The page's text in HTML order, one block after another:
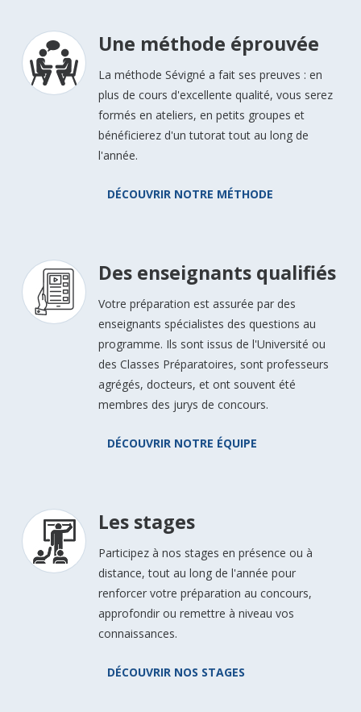
Une méthode éprouvée
La méthode Sévigné a fait ses preuves : en
plus de cours d'excellente qualité, vous serez
formés en ateliers, en petits groupes et
bénéficierez d'un tutorat tout au long de
l'année.
DÉCOUVRIR NOTRE MÉTHODE
Des enseignants qualifiés
Votre préparation est assurée par des
enseignants spécialistes des questions au
programme. Ils sont issus de l'Université ou
des Classes Préparatoires, sont professeurs
agrégés, docteurs, et ont souvent été
membres des jurys de concours.
DÉCOUVRIR NOTRE ÉQUIPE
Les stages
Participez à nos stages en présence ou à
distance, tout au long de l'année pour
renforcer votre préparation au concours,
approfondir ou remettre à niveau vos
connaissances.
DÉCOUVRIR NOS STAGES